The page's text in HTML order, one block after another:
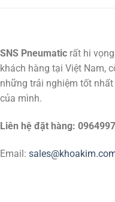
SNS Pneumatic rất hi
khách hàng tại Việt Nam,
những trải nghiệm tốt
của mình.
Liên hệ đặt hàng:
Email: